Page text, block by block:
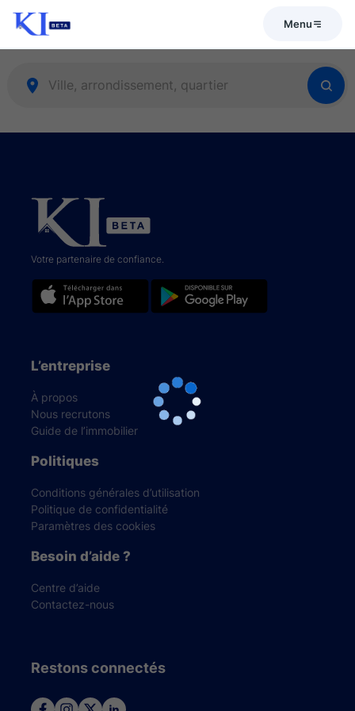
Menu
Votre partenaire de confiance.
L’entreprise
À propos
Nous recrutons
Guide de l’immobilier
Politiques
Conditions générales d’utilisation
Politique de confidentialité
Paramètres des cookies
Besoin d’aide ?
Centre d’aide
Contactez-nous
Restons connectés